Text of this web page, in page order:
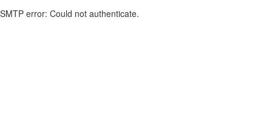
SMTP error: Could not authenticate.